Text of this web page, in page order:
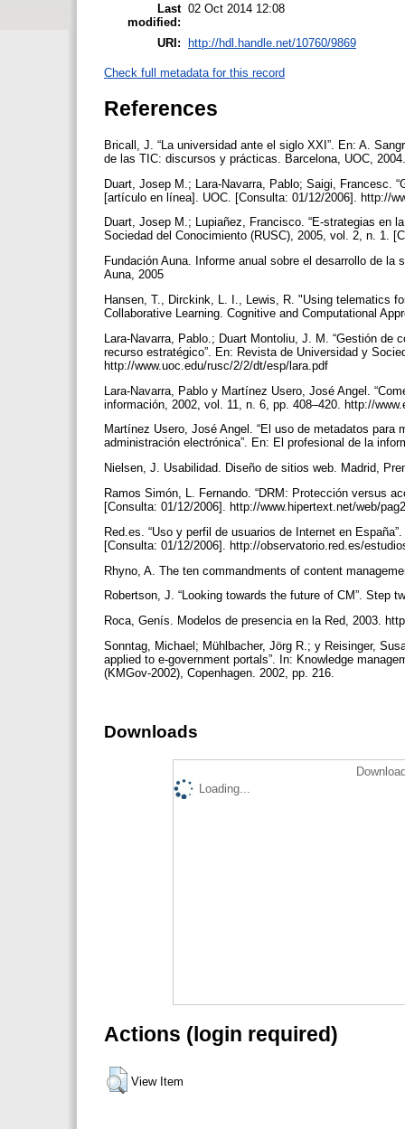
Last
modified:
02 Oct 2014 12:08
URI: http://hdl.handle.net/10760/9869
Check full metadata for this record
References
Bricall, J. “La universidad ante el siglo XXI”. En: A.
de las TIC: discursos y prácticas. Barcelona, UOC,
Duart, Josep M.; Lara-Navarra, Pablo; Saigi, Francesc.
[artículo en línea]. UOC. [Consulta: 01/12/2006]. http://
Duart, Josep M.; Lupiañez, Francisco. “E-strategias en
Sociedad del Conocimiento (RUSC), 2005, vol. 2, n. 1.
Fundación Auna. Informe anual sobre el desarrollo de
Auna, 2005
Hansen, T., Dirckink, L. I., Lewis, R. "Using telematics
Collaborative Learning. Cognitive and Computational
Lara-Navarra, Pablo.; Duart Montoliu, J. M. “Gestión
recurso estratégico”. En: Revista de Universidad y
http://www.uoc.edu/rusc/2/2/dt/esp/lara.pdf
Lara-Navarra, Pablo y Martínez Usero, José Angel.
información, 2002, vol. 11, n. 6, pp. 408–420. http://
Martínez Usero, José Angel. “El uso de metadatos
administración electrónica”. En: El profesional de la
Nielsen, J. Usabilidad. Diseño de sitios web. Madrid,
Ramos Simón, L. Fernando. “DRM: Protección versus
[Consulta: 01/12/2006]. http://www.hipertext.net/web/
Red.es. “Uso y perfil de usuarios de Internet en
[Consulta: 01/12/2006]. http://observatorio.red.es/
Rhyno, A. The ten commandments of content
Robertson, J. “Looking towards the future of CM”.
Roca, Genís. Modelos de presencia en la Red, 2003.
Sonntag, Michael; Mühlbacher, Jörg R.; y Reisinger,
applied to e-government portals”. In: Knowledge
(KMGov-2002), Copenhagen. 2002, pp. 216.
Downloads
Loading...
Actions (login required)
View Item